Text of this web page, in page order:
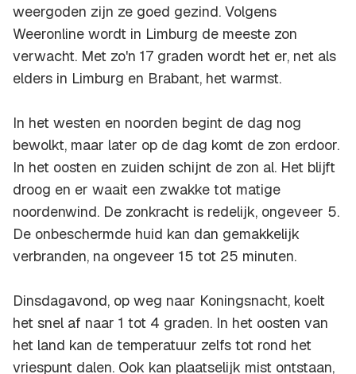
weergoden zijn ze goed gezind. Volgens
Weeronline wordt in Limburg de meeste zon
verwacht. Met zo'n 17 graden wordt het er, net als
elders in Limburg en Brabant, het warmst.
In het westen en noorden begint de dag nog
bewolkt, maar later op de dag komt de zon erdoor.
In het oosten en zuiden schijnt de zon al. Het blijft
droog en er waait een zwakke tot matige
noordenwind. De zonkracht is redelijk, ongeveer 5.
De onbeschermde huid kan dan gemakkelijk
verbranden, na ongeveer 15 tot 25 minuten.
Dinsdagavond, op weg naar Koningsnacht, koelt
het snel af naar 1 tot 4 graden. In het oosten van
het land kan de temperatuur zelfs tot rond het
vriespunt dalen. Ook kan plaatselijk mist ontstaan,